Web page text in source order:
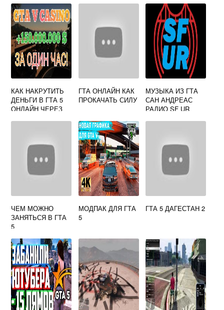
КАК НАКРУТИТЬ
ДЕНЬГИ В ГТА 5
ОНЛАЙН ЧЕРЕЗ
ГТА ОНЛАЙН КАК
ПРОКАЧАТЬ СИЛУ
МУЗЫКА ИЗ ГТА
САН АНДРЕАС
РАДИО SF UR
ЧЕМ МОЖНО
ЗАНЯТЬСЯ В ГТА
5
МОДПАК ДЛЯ ГТА
5
ГТА 5 ДАГЕСТАН 2